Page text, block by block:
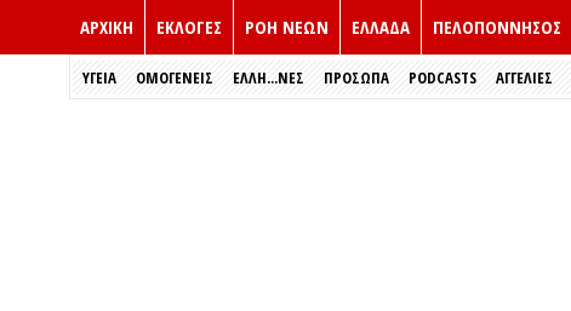
ΑΡΧΙΚΗ ΕΚΛΟΓΈΣ ΡΟΗ ΝΕΩΝ ΕΛΛΑΔΑ ΠΕΛΟΠΟΝΝΗΣΟΣ
ΥΓΕΙΑ ΟΜΟΓΕΝΕΙΣ ΈΛΛΗ...ΝΕΣ ΠΡΌΣΩΠΑ PODCASTS ΑΓΓΕΛΙΕΣ